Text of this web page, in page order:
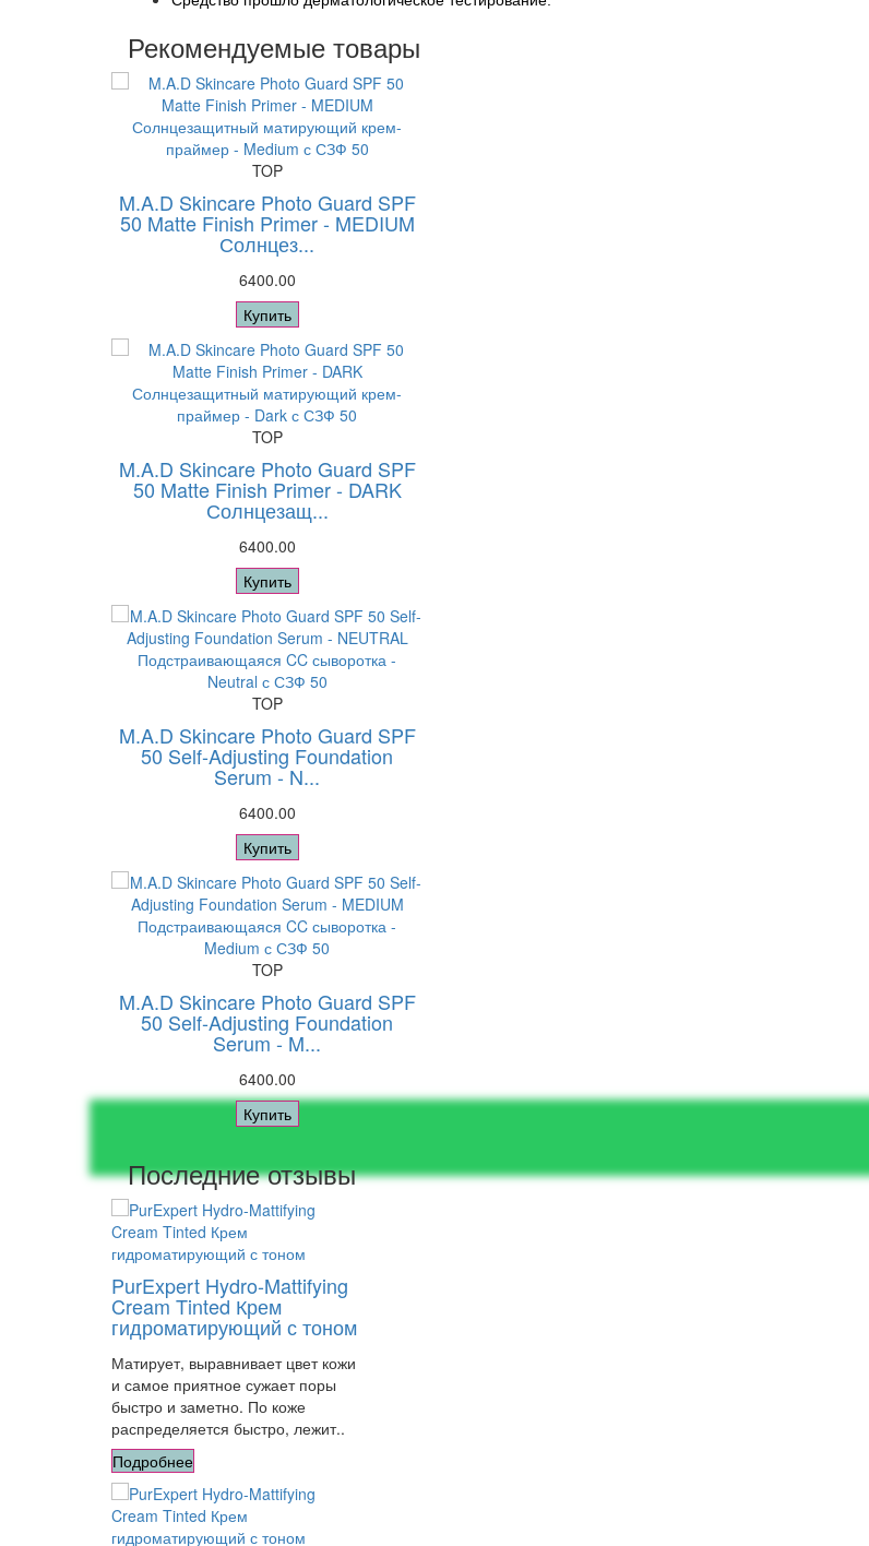
Рекомендуемые товары
TOP
M.A.D Skincare Photo Guard SPF
50 Matte Finish Primer - MEDIUM
Солнцез...
6400.00
Купить
TOP
M.A.D Skincare Photo Guard SPF
50 Matte Finish Primer - DARK
Солнцезащ...
6400.00
Купить
TOP
M.A.D Skincare Photo Guard SPF
50 Self-Adjusting Foundation
Serum - N...
6400.00
Купить
TOP
M.A.D Skincare Photo Guard SPF
50 Self-Adjusting Foundation
Serum - M...
6400.00
Купить
Последние отзывы
PurExpert Hydro-Mattifying
Cream Tinted Крем
гидроматирующий с тоном
Матирует, выравнивает цвет кожи
и самое приятное сужает поры
быстро и заметно. По коже
распределяется быстро, лежит..
Подробнее